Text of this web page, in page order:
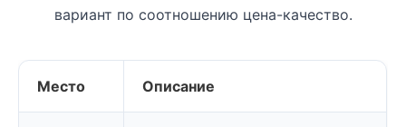
вариант по соотношению цена-качество.
Место Описание